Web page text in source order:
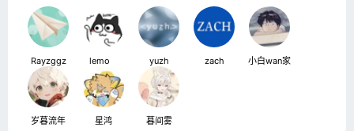
Rayzggz lemoㅤ yuzh zach 小白wan家
岁暮流年 星鸿 暮间雾